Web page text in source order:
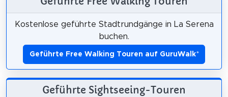
Kostenlose geführte Stadtrundgänge in La Serena
buchen.
Geführte Free Walking Touren auf GuruWalk*
Geführte Sightseeing-Touren